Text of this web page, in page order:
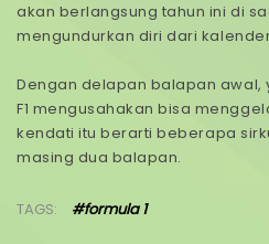
akan berlangsung tahun ini di
mengundurkan diri dari
Dengan delapan balapan awal,
F1 mengusahakan bisa
kendati itu berarti beberapa
masing dua balapan.
TAGS: #formula 1